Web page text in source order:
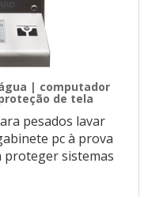
| computador
de tela
pesados ​​lavar
pc à prova
sistemas